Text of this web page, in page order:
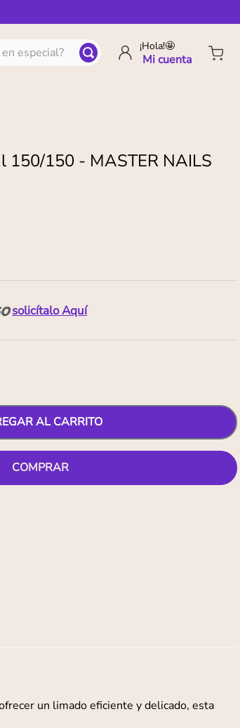
especial? ¡Hola!🤩
150/150 - MASTER NAILS
solicítalo Aquí
AL CARRITO
COMPRAR
un limado eficiente y delicado, esta